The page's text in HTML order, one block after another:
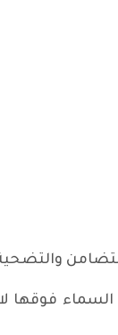
والتضحية
السماء فوقها